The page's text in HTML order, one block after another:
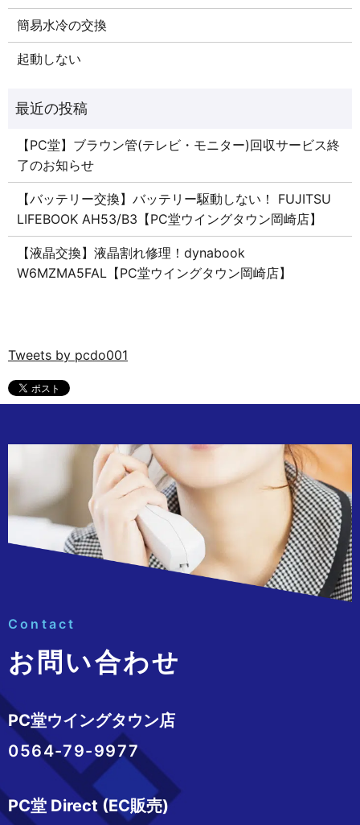
簡易水冷の交換
起動しない
【PC堂】ブラウン管(テレビ・モニター)回収サービス終
了のお知らせ
【バッテリー交換】バッテリー駆動しない！ FUJITSU
LIFEBOOK AH53/B3【PC堂ウイングタウン岡崎店】
【液晶交換】液晶割れ修理！dynabook
W6MZMA5FAL【PC堂ウイングタウン岡崎店】
Tweets by pcdo001
Contact
お問い合わせ
PC堂ウイングタウン店
0564-79-9977
PC堂 Direct (EC販売)